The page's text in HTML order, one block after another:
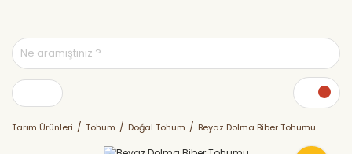
Tarım Ürünleri Tohum Doğal Tohum Beyaz Dolma Biber Tohumu